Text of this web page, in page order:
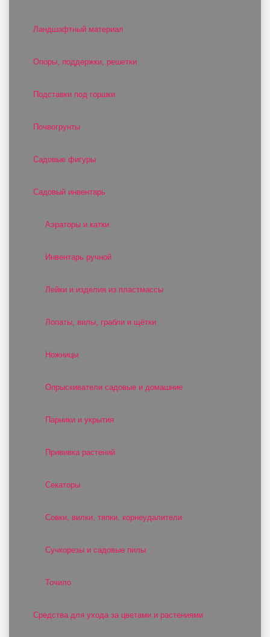
Ландшафтный материал
Опоры, поддержки, решетки
Подставки под горшки
Почвогрунты
Садовые фигуры
Садовый инвентарь
Аэраторы и катки
Инвентарь ручной
Лейки и изделия из пластмассы
Лопаты, вилы, грабли и щётки
Ножницы
Опрыскиватели садовые и домашние
Парники и укрытия
Прививка растений
Секаторы
Совки, вилки, тяпки, корнеудалители
Сучкорезы и садовые пилы
Точило
Средства для ухода за цветами и растениями